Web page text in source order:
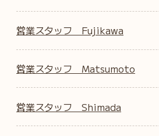
営業スタッフ Fujikawa
営業スタッフ Matsumoto
営業スタッフ Shimada